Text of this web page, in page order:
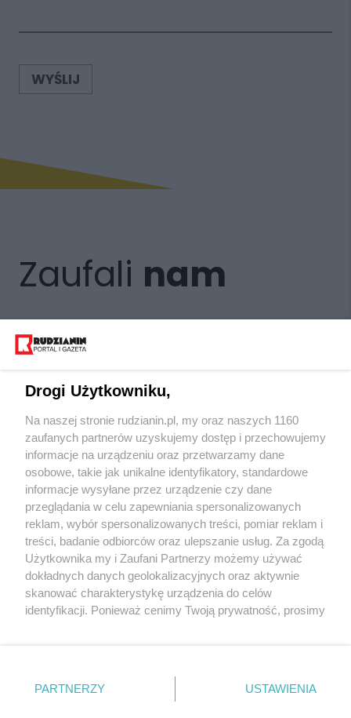
WYŚLIJ
Zaufali nam
Wydawca mediów lokalnych
Nie zapomnij
zapoznać się z:
polityką prywatności regulamin korzystania z portali
Twojemiasto
Piekary Śląskie
Chorzów
Tarnowskie Góry
Gliwice
Skontakuj sięz nami
Kontakt
Wydawca
Redakcja
Drogi Użytkowniku,
Na naszej stronie rudzianin.pl, my oraz naszych 1160
zaufanych partnerów uzyskujemy dostęp i przechowujemy
informacje na urządzeniu oraz przetwarzamy dane
osobowe, takie jak unikalne identyfikatory, standardowe
informacje wysyłane przez urządzenie czy dane
przeglądania w celu zapewniania spersonalizowanych
reklam, wybór spersonalizowanych treści, pomiar reklam i
treści, badanie odbiorców oraz ulepszanie usług. Za zgodą
Użytkownika my i Zaufani Partnerzy możemy używać
dokładnych danych geolokalizacyjnych oraz aktywnie
skanować charakterystykę urządzenia do celów
identyfikacji. Ponieważ cenimy Twoją prywatność, prosimy
prywatności znajdujący się w lewym dolnym rogu strony
. Niektóre rodzaje przetwarzania danych nie wymagają
PARTNERZY USTAWIENIA